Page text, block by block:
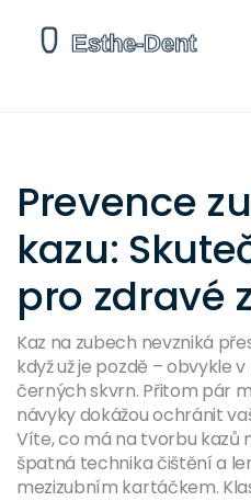
Prevence
kazu:
pro zdravé
Kaz na zubech nevzniká
když už je pozdě – obvykle
černých skvrn. Přitom pár
návyky dokážou ochránit
Víte, co má na tvorbu kazů
špatná technika čištění a
mezizubním kartáčkem.